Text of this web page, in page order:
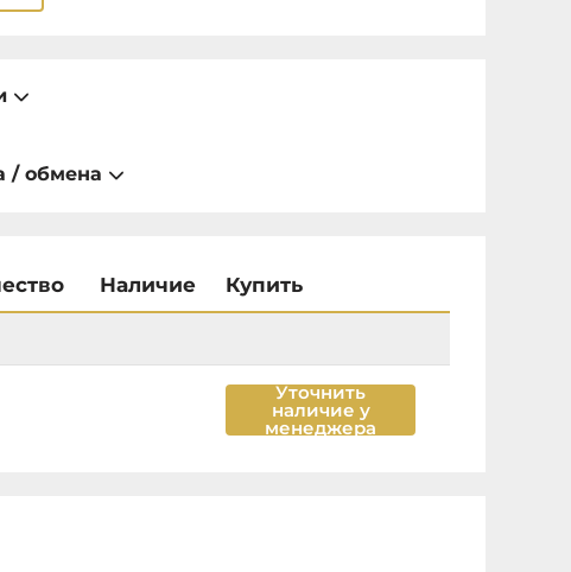
/ обмена
Наличие Купить
Уточнить
наличие у
менеджера